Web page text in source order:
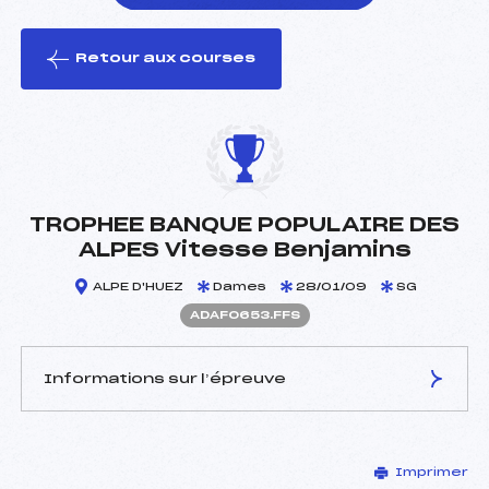
le ski
Retour aux courses
TROPHEE BANQUE POPULAIRE DES
ALPES Vitesse Benjamins
ALPE D'HUEZ Dames 28/01/09 SG
ADAF0653.FFS
Informations sur l’épreuve
JOURDAN FRANCOIS (SA)
Imprimer